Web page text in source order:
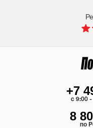
+7
c 9:00 -
8
по